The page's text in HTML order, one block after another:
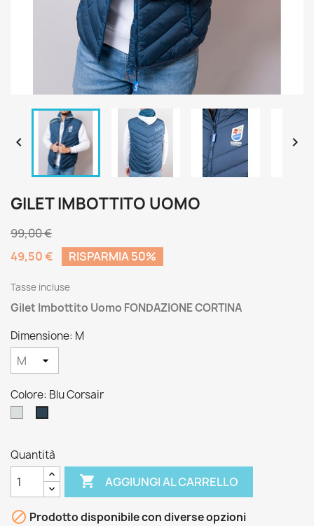
 
GILET IMBOTTITO UOMO
99,00 €
49,50 €
RISPARMIA 50%
Tasse incluse
Gilet Imbottito Uomo FONDAZIONE CORTINA
Dimensione: M
Colore: Blu Corsair
Quantità
 AGGIUNGI AL CARRELLO
 Prodotto disponibile con diverse opzioni